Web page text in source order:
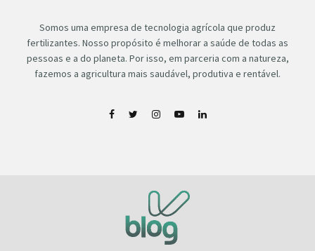
Somos uma empresa de tecnologia agrícola que produz
fertilizantes. Nosso propósito é melhorar a saúde de todas as
pessoas e a do planeta. Por isso, em parceria com a natureza,
fazemos a agricultura mais saudável, produtiva e rentável.